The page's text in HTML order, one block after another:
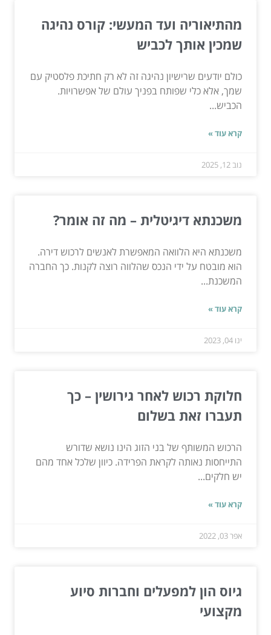
מהתיאוריה ועד המעשי: קורס נהיגה
שמכין אותך לכביש
כולם יודעים שרישיון נהיגה זה לא רק חתיכת פלסטיק עם
שמך, אלא כלי שפותח בפניך עולם של אפשרויות.
הכביש...
קרא עוד »
נוב 12, 2025
משכנתא דיגיטלית – מה זה אומר?
משכנתא היא הלוואה המאפשרת לאנשים לרכוש דירה.
הוא מובטח על ידי הנכס שהלווה רוצה לקנות. כך החברה
המשכנת...
קרא עוד »
ינו 04, 2023
חלוקת רכוש לאחר גירושין – כך
תעברו זאת בשלום
הרכוש המשותף של בני הזוג הינו נושא שדורש
התייחסות נאותה לקראת הפרידה. כיוון שלכל אחד מהם
יש חלקים...
קרא עוד »
אפר 03, 2022
גיוס הון למפעלים וחברות סיוע
מקצועי